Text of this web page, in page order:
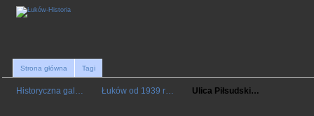
Strona główna Tagi
Historyczna gal… Łuków od 1939 r… Ulica Piłsudski…